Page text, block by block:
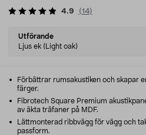
4.9 (14)
Select
variant
Utförande
Ljus ek (Light oak)
Förbättrar rumsakustiken och skapar
färger.
Fibrotech Square Premium
av äkta träfaner på MDF.
Lättmonterad ribbvägg för vägg och
passform.